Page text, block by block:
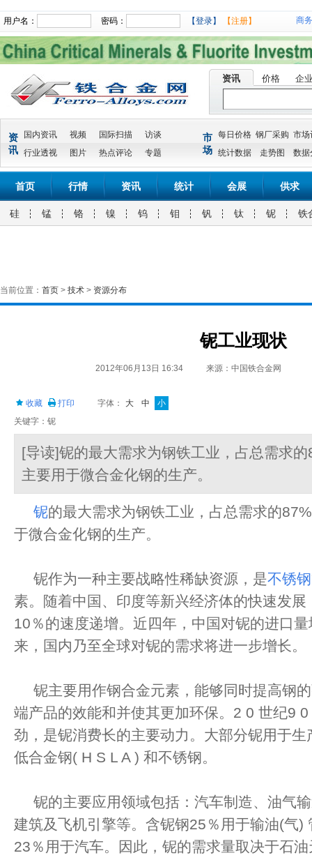
用户名： 密码： 【登录】 【注册】 商
资讯 价格 企
资
讯
国内资讯 视频 国际扫描
访谈
行业透视
图片 热点评论 专题
市
场
每日价格 钢厂采购 市场
统计数据
走势图 数据
首页 行情 资讯 统计 会展 供求
硅 锰 铬 镍 钨 钼 钒 钛 铌 铁
当前位置： 首页 > 技术 > 资源分布
铌工业现状
2012年06月13日 16:34 来源：中国铁合金网
收藏 打印 字体： 大 中
小
关键字：铌
[导读]铌的最大需求为钢铁工业，占总需求
主要用于微合金化钢的生产。
铌的最大需求为钢铁工业，占总需求的
于微合金化钢的生产。
铌作为一种主要战略性稀缺资源，是不锈钢
素。随着中国、印度等新兴经济体的快速发
10％的速度递增。近四年，中国对铌的进口
来，国内乃至全球对铌的需求将进一步增长。
铌主要用作钢合金元素，能够同时提高钢
端产品的效能和并使其更加环保。2 0 世纪9
劲，是铌消费长的主要动力。大部分铌用于
低合金钢( H S L A ) 和不锈钢。
铌的主要应用领域包括：汽车制造、油气
建筑及飞机引擎等。含铌钢25％用于输油(气)
23％用于汽车。因此，铌的需求量取决于石